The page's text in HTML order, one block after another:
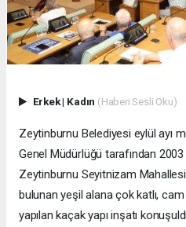
Erkek| Kadın (Haberi Sesli Oku)
Zeytinburnu Belediyesi eylül ayı
Genel Müdürlüğü tarafından 2003
Zeytinburnu Seyitnizam
bulunan yeşil alana çok katlı,
yapılan kaçak yapı inşatı